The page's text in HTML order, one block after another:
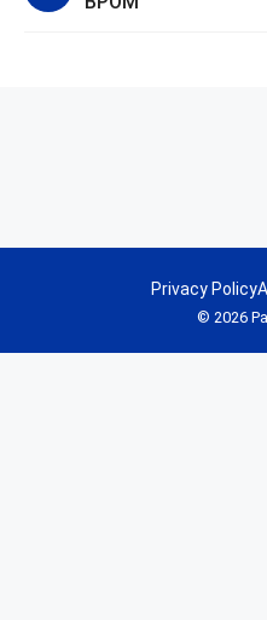
© 2026
Privacy Policy